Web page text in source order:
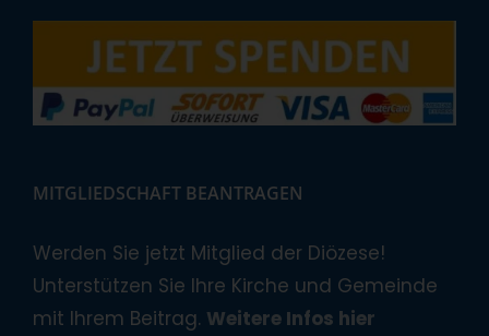
MITGLIEDSCHAFT BEANTRAGEN
Werden Sie jetzt Mitglied der Diözese!
Unterstützen Sie Ihre Kirche und Gemeinde
mit Ihrem Beitrag. Weitere Infos hier